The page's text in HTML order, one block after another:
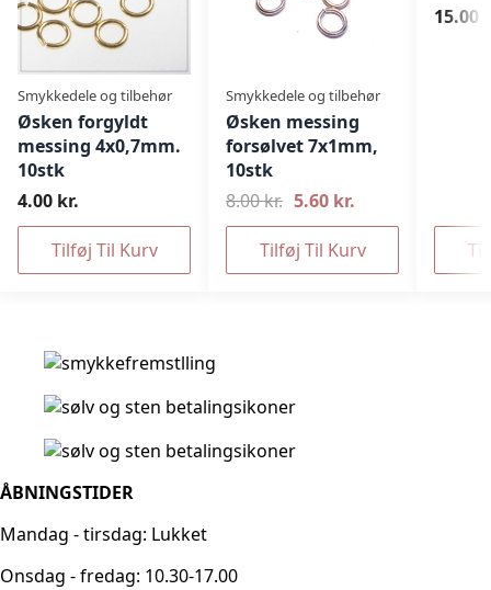
Smykkedele og tilbehør
Øsken forgyldt
messing 4x0,7mm.
10stk
4.00 kr.
Tilføj Til Kurv
Smykkedele og tilbehør
Øsken messing
forsølvet 7x1mm,
10stk
8.00 kr. 5.60 kr.
Tilføj Til Kurv
15.00
ÅBNINGSTIDER
Mandag - tirsdag: Lukket
Onsdag - fredag: 10.30-17.00